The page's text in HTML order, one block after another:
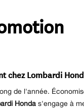
chez Lombardi
de l'année.
Honda s'engage à